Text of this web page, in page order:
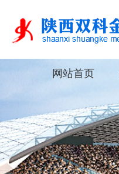
网站首页